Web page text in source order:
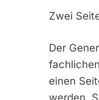
Zwei
Der
einen